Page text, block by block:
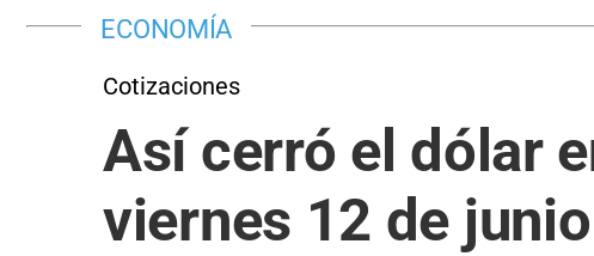
ECONOMÍA
Cotizaciones
Así cerró el dólar
viernes 12 de junio